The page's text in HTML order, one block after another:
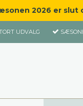
2026 er slut
UDVALG